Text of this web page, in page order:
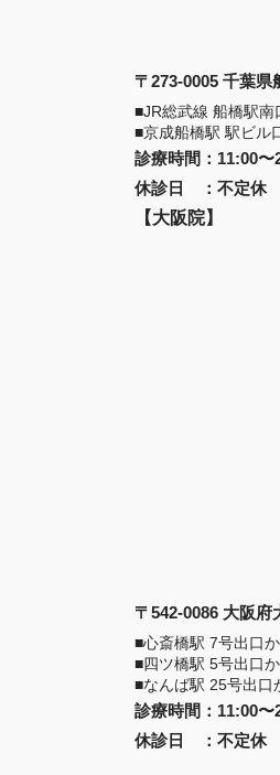
〒273-0005 千葉
■JR総武線 船橋駅南
■京成船橋駅 駅ビル
診療時間 ： 11:00〜
休診日
： 不定休
【大阪院】
〒542-0086 大阪
■心斎橋駅 7号出口
■四ツ橋駅 5号出口
■なんば駅 25号出口
診療時間 ： 11:00〜
休診日
： 不定休